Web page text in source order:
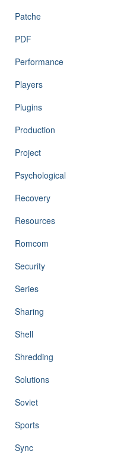
Patche
PDF
Performance
Players
Plugins
Production
Project
Psychological
Recovery
Resources
Romcom
Security
Series
Sharing
Shell
Shredding
Solutions
Soviet
Sports
Sync